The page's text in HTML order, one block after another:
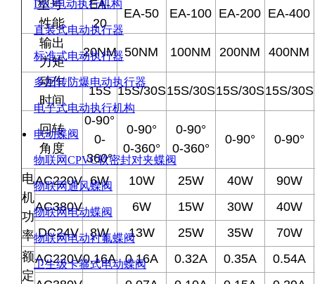
DKJ电动执行机构
直装式电动执行器
标准式电动执行器
多回转防爆电动执行器
电子式电动执行机构
电动蝶阀
物联网CPVC软密封对夹蝶阀
物联网通风蝶阀
物联网电动蝶阀
物联网电动衬氟蝶阀
卫生级卡箍式电动蝶阀
型号
性能
EA-
20
EA-50 EA-100 EA-200 EA-400
输出
力矩
20NM 50NM 100NM 200NM 400NM
动作
时间
15S 15S/30S15S/30S15S/30S15S/30S
回转
角度
0-90°
0-
360°
0-90°
0-360°
0-90°
0-360°
0-90° 0-90°
电
机
功
率
AC220V 6W 10W 25W 40W
90W
AC380V
6W 15W 30W
40W
DC24V
8W 13W 25W 35W
70W
额
定
AC220V0.16A 0.16A 0.32A 0.35A
0.54A